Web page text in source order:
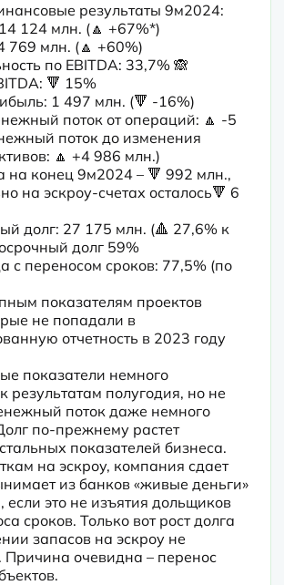
результаты 9м2024:
124 млн. (🔼 +67%*)
769 млн. (🔼 +60%)
по EBITDA: 33,7% 🙈
🔻 15%
1 497 млн. (🔻 -16%)
поток от операций: 🔼 -5
поток до изменения
🔼 +4 986 млн.)
на конец 9м2024 – 🔻 992 млн.,
на эскроу-счетах осталось🔻 6
долг: 27 175 млн. (🔺 27,6% к
долг 59%
с переносом сроков: 77,5% (по
показателям проектов
не попадали в
отчетность в 2023 году
показатели немного
результатам полугодия, но не
поток даже немного
по-прежнему растет
показателей бизнеса.
на эскроу, компания сдает
из банков «живые деньги»
если это не изъятия дольщиков
сроков. Только вот рост долга
запасов на эскроу не
Причина очевидна – перенос